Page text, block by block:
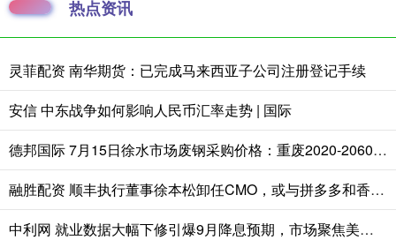
热点资讯
灵菲配资 南华期货：已完成马来西亚子公司注册登记手续
安信 中东战争如何影响人民币汇率走势 | 国际
德邦国际 7月15日徐水市场废钢采购价格：重废2020-2060元吨
融胜配资 顺丰执行董事徐本松卸任CMO，或与拼多多和香港顺丰“分手”有关
中利网 就业数据大幅下修引爆9月降息预期，市场聚焦美国CPI数据